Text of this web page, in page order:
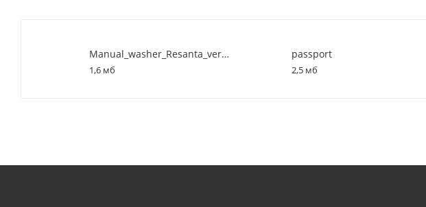
Manual_washer_Resanta_ver._14.09.2020._red.1
1,6 мб
passport
2,5 мб